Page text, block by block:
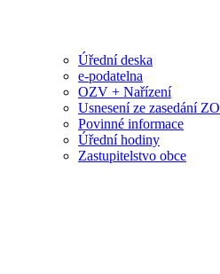
Úřední deska
e-podatelna
OZV + Nařízení
Usnesení ze zasedání ZO
Povinné informace
Úřední hodiny
Zastupitelstvo obce